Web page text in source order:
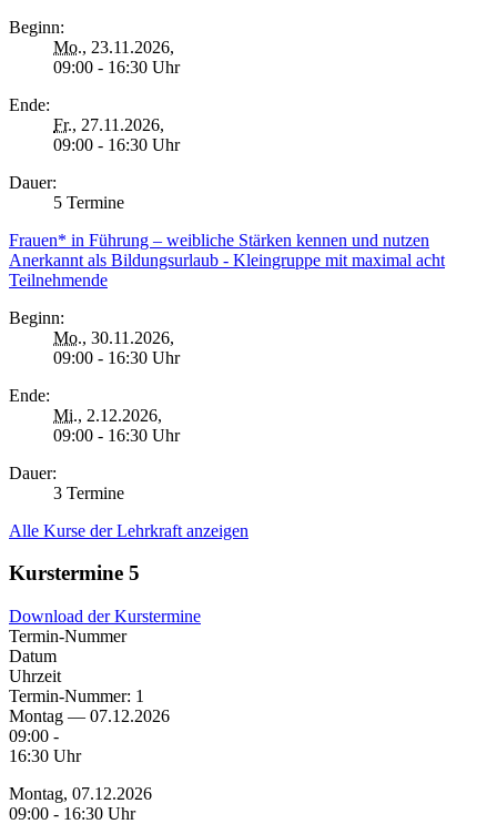
Beginn:
Mo., 23.11.2026,
09:00 - 16:30 Uhr
Ende:
Fr., 27.11.2026,
09:00 - 16:30 Uhr
Dauer:
5 Termine
Frauen* in Führung – weibliche Stärken kennen und nutzen
Anerkannt als Bildungsurlaub - Kleingruppe mit maximal acht
Teilnehmende
Beginn:
Mo., 30.11.2026,
09:00 - 16:30 Uhr
Ende:
Mi., 2.12.2026,
09:00 - 16:30 Uhr
Dauer:
3 Termine
Alle Kurse der Lehrkraft anzeigen
Kurstermine 5
Download der Kurstermine
Termin-Nummer
Datum
Uhrzeit
Termin-Nummer: 1
Montag — 07.12.2026
09:00 -
16:30 Uhr
Montag, 07.12.2026
09:00 - 16:30 Uhr